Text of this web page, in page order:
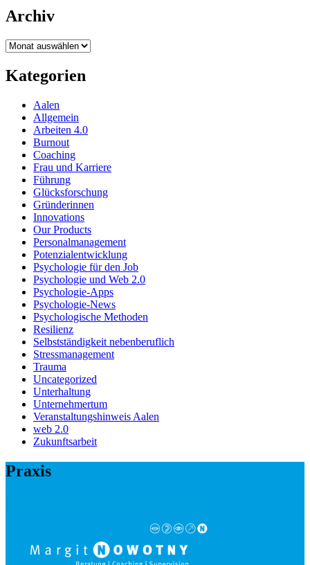
Archiv
Archiv
Kategorien
Aalen
Allgemein
Arbeiten 4.0
Burnout
Coaching
Frau und Karriere
Führung
Glücksforschung
Gründerinnen
Innovations
Our Products
Personalmanagement
Potenzialentwicklung
Psychologie für den Job
Psychologie und Web 2.0
Psychologie-Apps
Psychologie-News
Psychologische Methoden
Resilienz
Selbstständigkeit nebenberuflich
Stressmanagement
Trauma
Uncategorized
Unterhaltung
Unternehmertum
Veranstaltungshinweis Aalen
web 2.0
Zukunftsarbeit
Praxis